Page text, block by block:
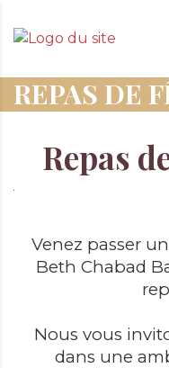
REPAS DE
Repas
Venez passer
Beth Chabad
Nous vous
dans une